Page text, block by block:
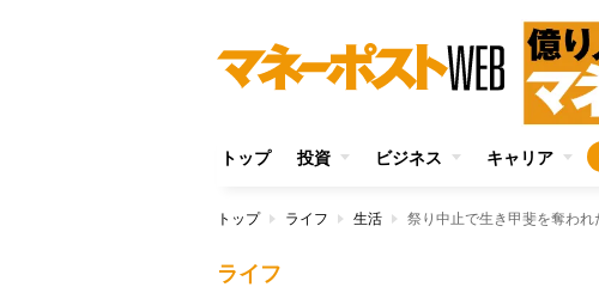
トップ 投資 ビジネス キャリア
トップ ライフ 生活 祭り中止で生き甲斐を奪わ
ライフ